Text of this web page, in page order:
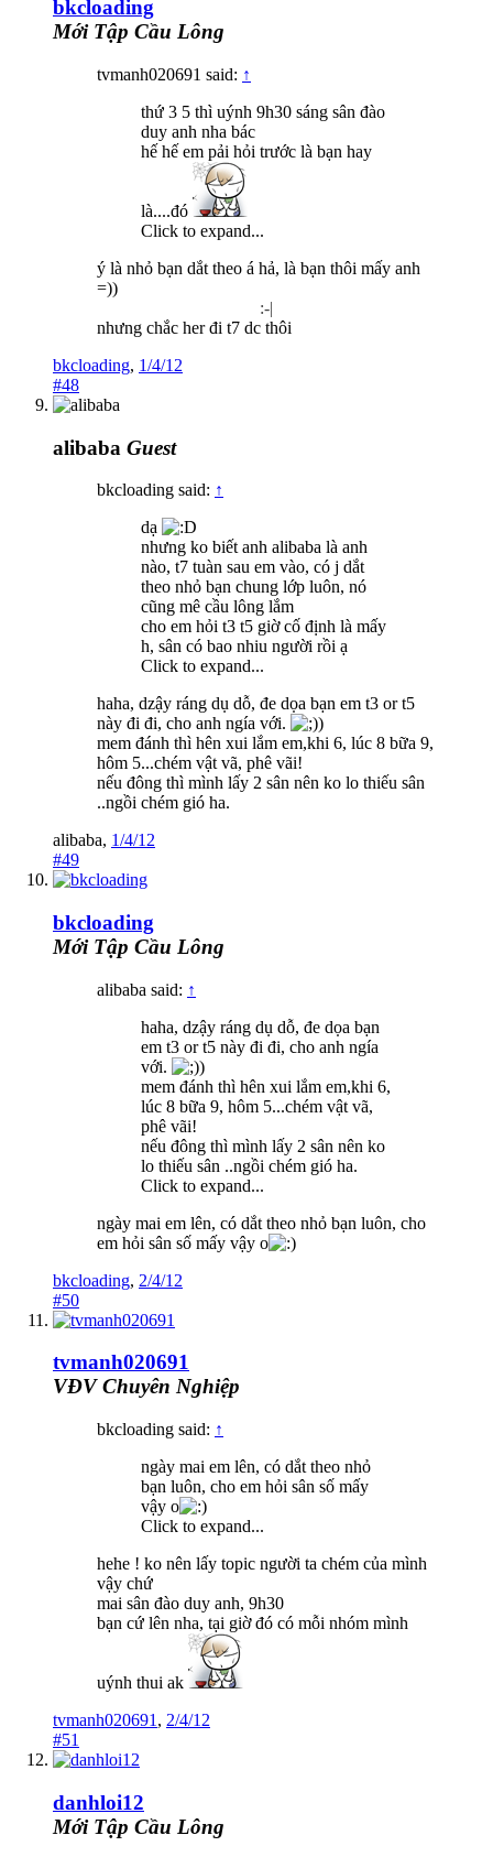
bkcloading
Mới Tập Cầu Lông
tvmanh020691 said: ↑
thứ 3 5 thì uýnh 9h30 sáng sân đào
duy anh nha bác
hế hế em pải hỏi trước là bạn hay
là....đó
Click to expand...
ý là nhỏ bạn dắt theo á hả, là bạn thôi mấy anh
=))
:-|
nhưng chắc her đi t7 dc thôi
bkcloading, 1/4/12
#48
alibaba Guest
bkcloading said: ↑
dạ
nhưng ko biết anh alibaba là anh
nào, t7 tuàn sau em vào, có j dắt
theo nhỏ bạn chung lớp luôn, nó
cũng mê cầu lông lắm
cho em hỏi t3 t5 giờ cố định là mấy
h, sân có bao nhiu người rồi ạ
Click to expand...
haha, dzậy ráng dụ dỗ, đe dọa bạn em t3 or t5
này đi đi, cho anh ngía với.
)
mem đánh thì hên xui lắm em,khi 6, lúc 8 bữa 9,
hôm 5...chém vật vã, phê vãi!
nếu đông thì mình lấy 2 sân nên ko lo thiếu sân
..ngồi chém gió ha.
alibaba, 1/4/12
#49
bkcloading
Mới Tập Cầu Lông
alibaba said: ↑
haha, dzậy ráng dụ dỗ, đe dọa bạn
em t3 or t5 này đi đi, cho anh ngía
với.
)
mem đánh thì hên xui lắm em,khi 6,
lúc 8 bữa 9, hôm 5...chém vật vã,
phê vãi!
nếu đông thì mình lấy 2 sân nên ko
lo thiếu sân ..ngồi chém gió ha.
Click to expand...
ngày mai em lên, có dắt theo nhỏ bạn luôn, cho
em hỏi sân số mấy vậy o
bkcloading, 2/4/12
#50
tvmanh020691
VĐV Chuyên Nghiệp
bkcloading said: ↑
ngày mai em lên, có dắt theo nhỏ
bạn luôn, cho em hỏi sân số mấy
vậy o
Click to expand...
hehe ! ko nên lấy topic người ta chém của mình
vậy chứ
mai sân đào duy anh, 9h30
bạn cứ lên nha, tại giờ đó có mỗi nhóm mình
uýnh thui ak
tvmanh020691 , 2/4/12
#51
danhloi12
Mới Tập Cầu Lông